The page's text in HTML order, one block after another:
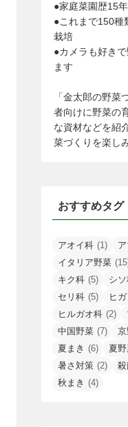
●家庭菜園歴15年
●これまで150種
栽培
●カメラも好き
ます
「金太郎の野菜
者向けに野菜の
な資材などを紹
菜づくりを楽し
おすすめタグ
アオイ科 (1)
イタリア野菜
キク科 (5) シ
セリ科 (5) ヒ
ヒルガオ科 (2)
中国野菜 (7)
夏まき (6) 夏
暑さ対策 (2) 殺
秋まき (4)